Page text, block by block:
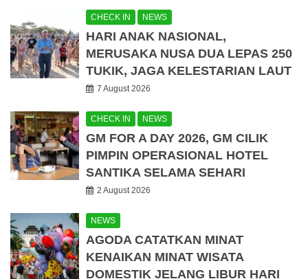
CHECK IN NEWS
HARI ANAK NASIONAL,
MERUSAKA NUSA DUA LEPAS 250
TUKIK, JAGA KELESTARIAN LAUT
7 August 2026
CHECK IN NEWS
GM FOR A DAY 2026, GM CILIK
PIMPIN OPERASIONAL HOTEL
SANTIKA SELAMA SEHARI
2 August 2026
NEWS
AGODA CATATKAN MINAT
KENAIKAN MINAT WISATA
DOMESTIK JELANG LIBUR HARI